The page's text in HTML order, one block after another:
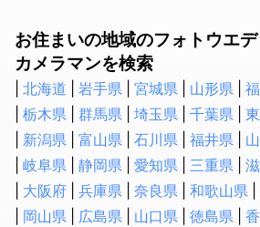
トイレのつまり修理
お風呂の排水口つまり修理
壁ピタ水栓・洗濯機蛇口の交換
税理士
会社設立・起業開業に強い税理士
顧問税理士
法人税の節税に強い税理士
お住まいの地域のフォトウエ
カメラマンを検索
北海道 岩手県 宮城県 山形県
栃木県
群馬県 埼玉県 千葉県
新潟県
富山県 石川県 福井県
岐阜県
静岡県 愛知県 三重県
大阪府
兵庫県 奈良県 和歌山県
岡山県
広島県 山口県 徳島県